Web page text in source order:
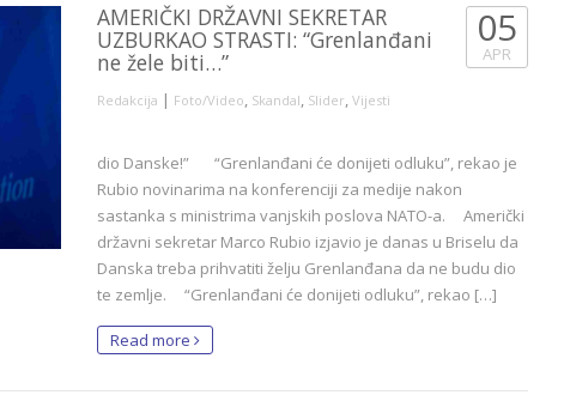
AMERIČKI DRŽAVNI SEKRETAR
UZBURKAO STRASTI: “Grenlanđani
ne žele biti…”
Redakcija | Foto/Video, Skandal, Slider, Vijesti
05
APR
dio Danske!” “Grenlanđani će donijeti odluku”, rekao je
Rubio novinarima na konferenciji za medije nakon
sastanka s ministrima vanjskih poslova NATO-a. Američki
državni sekretar Marco Rubio izjavio je danas u Briselu da
Danska treba prihvatiti želju Grenlanđana da ne budu dio
te zemlje. “Grenlanđani će donijeti odluku”, rekao […]
Read more